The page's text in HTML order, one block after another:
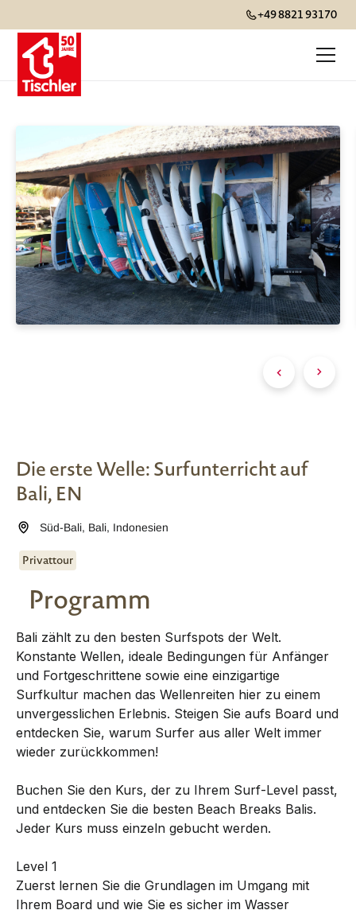
+49 8821 93170
Die erste Welle: Surfunterricht auf
Bali, EN
Süd-Bali, Bali, Indonesien
Privattour
Programm
Bali zählt zu den besten Surfspots der Welt.
Konstante Wellen, ideale Bedingungen für Anfänger
und Fortgeschrittene sowie eine einzigartige
Surfkultur machen das Wellenreiten hier zu einem
unvergesslichen Erlebnis. Steigen Sie aufs Board und
entdecken Sie, warum Surfer aus aller Welt immer
wieder zurückkommen!
Buchen Sie den Kurs, der zu Ihrem Surf-Level passt,
und entdecken Sie die besten Beach Breaks Balis.
Jeder Kurs muss einzeln gebucht werden.
Level 1
Zuerst lernen Sie die Grundlagen im Umgang mit
Ihrem Board und wie Sie es sicher im Wasser